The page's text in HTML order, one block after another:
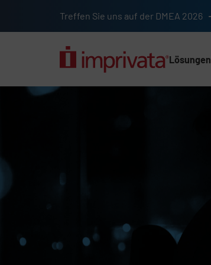
Treffen Sie uns auf der DMEA 2026
Lösungen